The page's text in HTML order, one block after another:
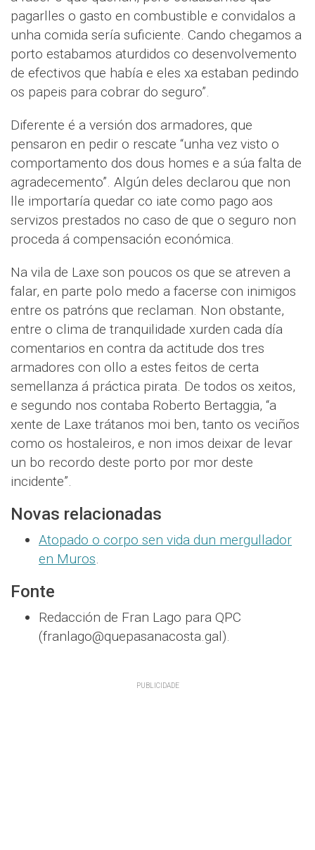
pagarlles o gasto en combustible e convidalos a
unha comida sería suficiente. Cando chegamos a
porto estabamos aturdidos co desenvolvemento
de efectivos que había e eles xa estaban pedindo
os papeis para cobrar do seguro”.
Diferente é a versión dos armadores, que
pensaron en pedir o rescate “unha vez visto o
comportamento dos dous homes e a súa falta de
agradecemento”. Algún deles declarou que non
lle importaría quedar co iate como pago aos
servizos prestados no caso de que o seguro non
proceda á compensación económica.
Na vila de Laxe son poucos os que se atreven a
falar, en parte polo medo a facerse con inimigos
entre os patróns que reclaman. Non obstante,
entre o clima de tranquilidade xurden cada día
comentarios en contra da actitude dos tres
armadores con ollo a estes feitos de certa
semellanza á práctica pirata. De todos os xeitos,
e segundo nos contaba Roberto Bertaggia, “a
xente de Laxe trátanos moi ben, tanto os veciños
como os hostaleiros, e non imos deixar de levar
un bo recordo deste porto por mor deste
incidente”.
Novas relacionadas
Atopado o corpo sen vida dun mergullador
en Muros.
Fonte
Redacción de Fran Lago para QPC
(franlago@quepasanacosta.gal).